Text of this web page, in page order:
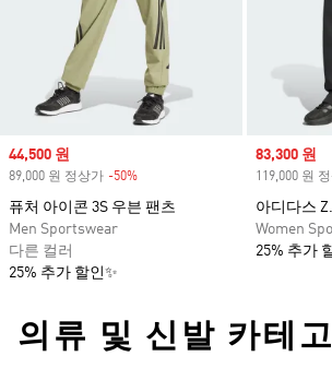
Sale price
44,500 원
89,000 원 정상가 -50%
퓨처 아이콘 3S 우븐 팬츠
Men Sportswear
다른 컬러
25% 추가 할인✨
Sale price
83,300 원
119,000 원
아디다스
Women
25% 추가
의류 및 신발 카테고